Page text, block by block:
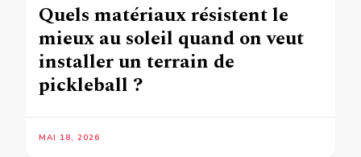
Quels matériaux résistent le
mieux au soleil quand on veut
installer un terrain de
pickleball ?
MAI 18, 2026